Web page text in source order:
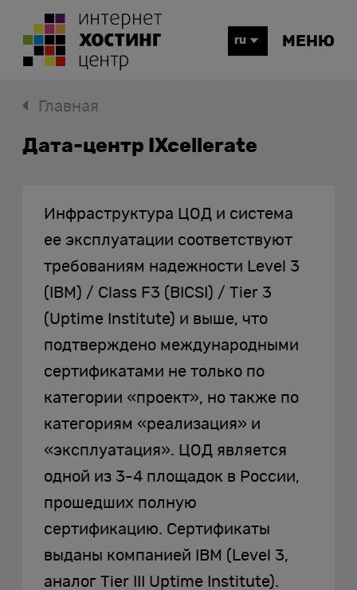
ru МЕНЮ
Главная
Дата-центр IXcellerate
Инфраструктура ЦОД и система
ее эксплуатации соответствуют
требованиям надежности Level 3
(IBM) / Class F3 (BICSI) / Tier 3
(Uptime Institute) и выше, что
подтверждено международными
сертификатами не только по
категории «проект», но также по
категориям «реализация» и
«эксплуатация». ЦОД является
одной из 3-4 площадок в России,
прошедших полную
сертификацию. Сертификаты
выданы компанией IBM (Level 3,
аналог Tier III Uptime Institute).